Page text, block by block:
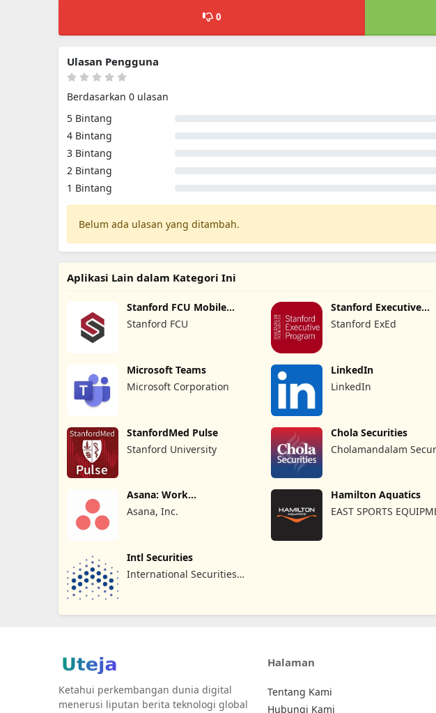
0
Ulasan Pengguna
Berdasarkan 0 ulasan
5 Bintang
4 Bintang
3 Bintang
2 Bintang
1 Bintang
Belum ada ulasan yang ditambah.
Aplikasi Lain dalam Kategori Ini
Stanford FCU Mobile
Banking
Stanford FCU
Stanford Executive
Education
Stanford ExEd
Microsoft Teams
Microsoft Corporation
LinkedIn
LinkedIn
StanfordMed Pulse
Stanford University
Chola Securities
Cholamandalam
Asana: Work
Management
Asana, Inc.
Hamilton Aquatics
EAST SPORTS
Intl Securities
International Securities
Ketahui perkembangan dunia digital
menerusi liputan berita teknologi global
Halaman
Tentang Kami
Hubungi Kami